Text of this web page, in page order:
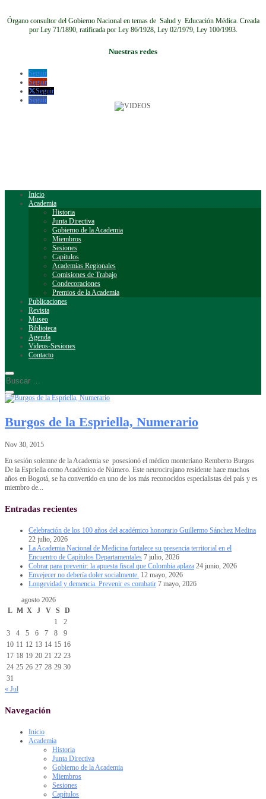
Órgano consultor del Gobierno Nacional en temas de Salud y Educación Médica. Creada
por Ley 71/1890, ratificada por Ley 86/1928, Ley 02/1979, Ley 100/1993.
Nuestras redes
Seguir
Seguir
Seguir
Seguir
Inicio
Academia
Historia
Junta Directiva
Gobierno de la Academia
Miembros
Sesiones
Capítulos
Academias Regionales
Comisiones de Trabajo
Condecoraciones
Premios de la Academia
Publicaciones
Revista
Museo
Biblioteca
Agenda
Videos-Sesiones
Contacto
Burgos de la Espriella, Numerario
Nov 30, 2015
En sesión solemne de la Academia se posesionó el médico monteriano Remberto Burgos
De la Espriella como Académico de Número. Este neurocirujano residente hace muchos
años en Bogotá, se ha convertido en uno de los más reconocidos especialistas del país y es
miembro de...
Entradas recientes
Celebración de los 100 años del académico honorario Guillermo Sánchez Medina
22 julio, 2026
La Academia Nacional de Medicina fortalece su presencia territorial en el
Encuentro de Capítulos Departamentales 7 julio, 2026
Cobrar para prevenir: la apuesta fiscal que Colombia aplaza 24 junio, 2026
Envejecer no debería doler socialmente. 12 mayo, 2026
Longevidad y demencia. Prevenir es combatir 7 mayo, 2026
agosto 2026
L M X J V S
D
1
2
3
4 5 6 7 8
9
10 11 12 13 14 15 16
17 18 19 20 21 22 23
24 25 26 27 28 29 30
31
« Jul
Navegación
Inicio
Academia
Historia
Junta Directiva
Gobierno de la Academia
Miembros
Sesiones
Capítulos